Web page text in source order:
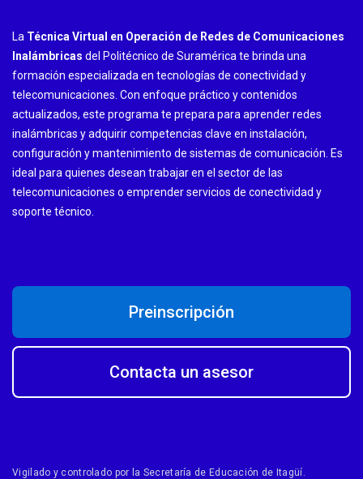
La Técnica Virtual en Operación de Redes de Comunicaciones
Inalámbricas del Politécnico de Suramérica te brinda una
formación especializada en tecnologías de conectividad y
telecomunicaciones. Con enfoque práctico y contenidos
actualizados, este programa te prepara para aprender redes
inalámbricas y adquirir competencias clave en instalación,
configuración y mantenimiento de sistemas de comunicación. Es
ideal para quienes desean trabajar en el sector de las
telecomunicaciones o emprender servicios de conectividad y
soporte técnico.
Preinscripción
Contacta un asesor
Vigilado y controlado por la Secretaría de Educación de Itagüí.